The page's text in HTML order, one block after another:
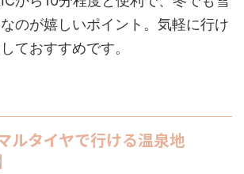
のが嬉しいポイント。気軽に行け
ておすすめです。
ルタイヤで行ける温泉地